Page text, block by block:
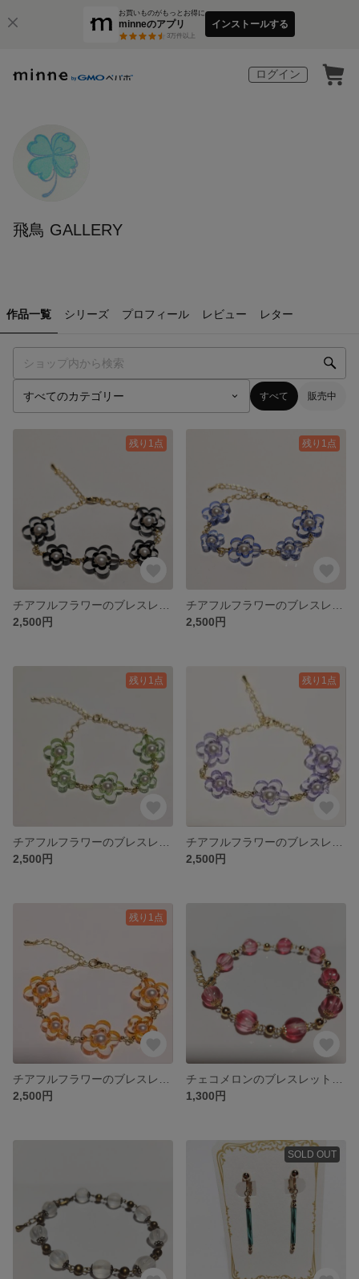
お買いものがもっとお得に
minneのアプリ
3万件以上
インストールする
ログイン
飛鳥 GALLERY
作品一覧 シリーズ プロフィール レビュー レター
すべて 販売中
残り1点
2,500円
残り1点
2,500円
残り1点
2,500円
残り1点
2,500円
残り1点
2,500円
1,300円
SOLD OUT